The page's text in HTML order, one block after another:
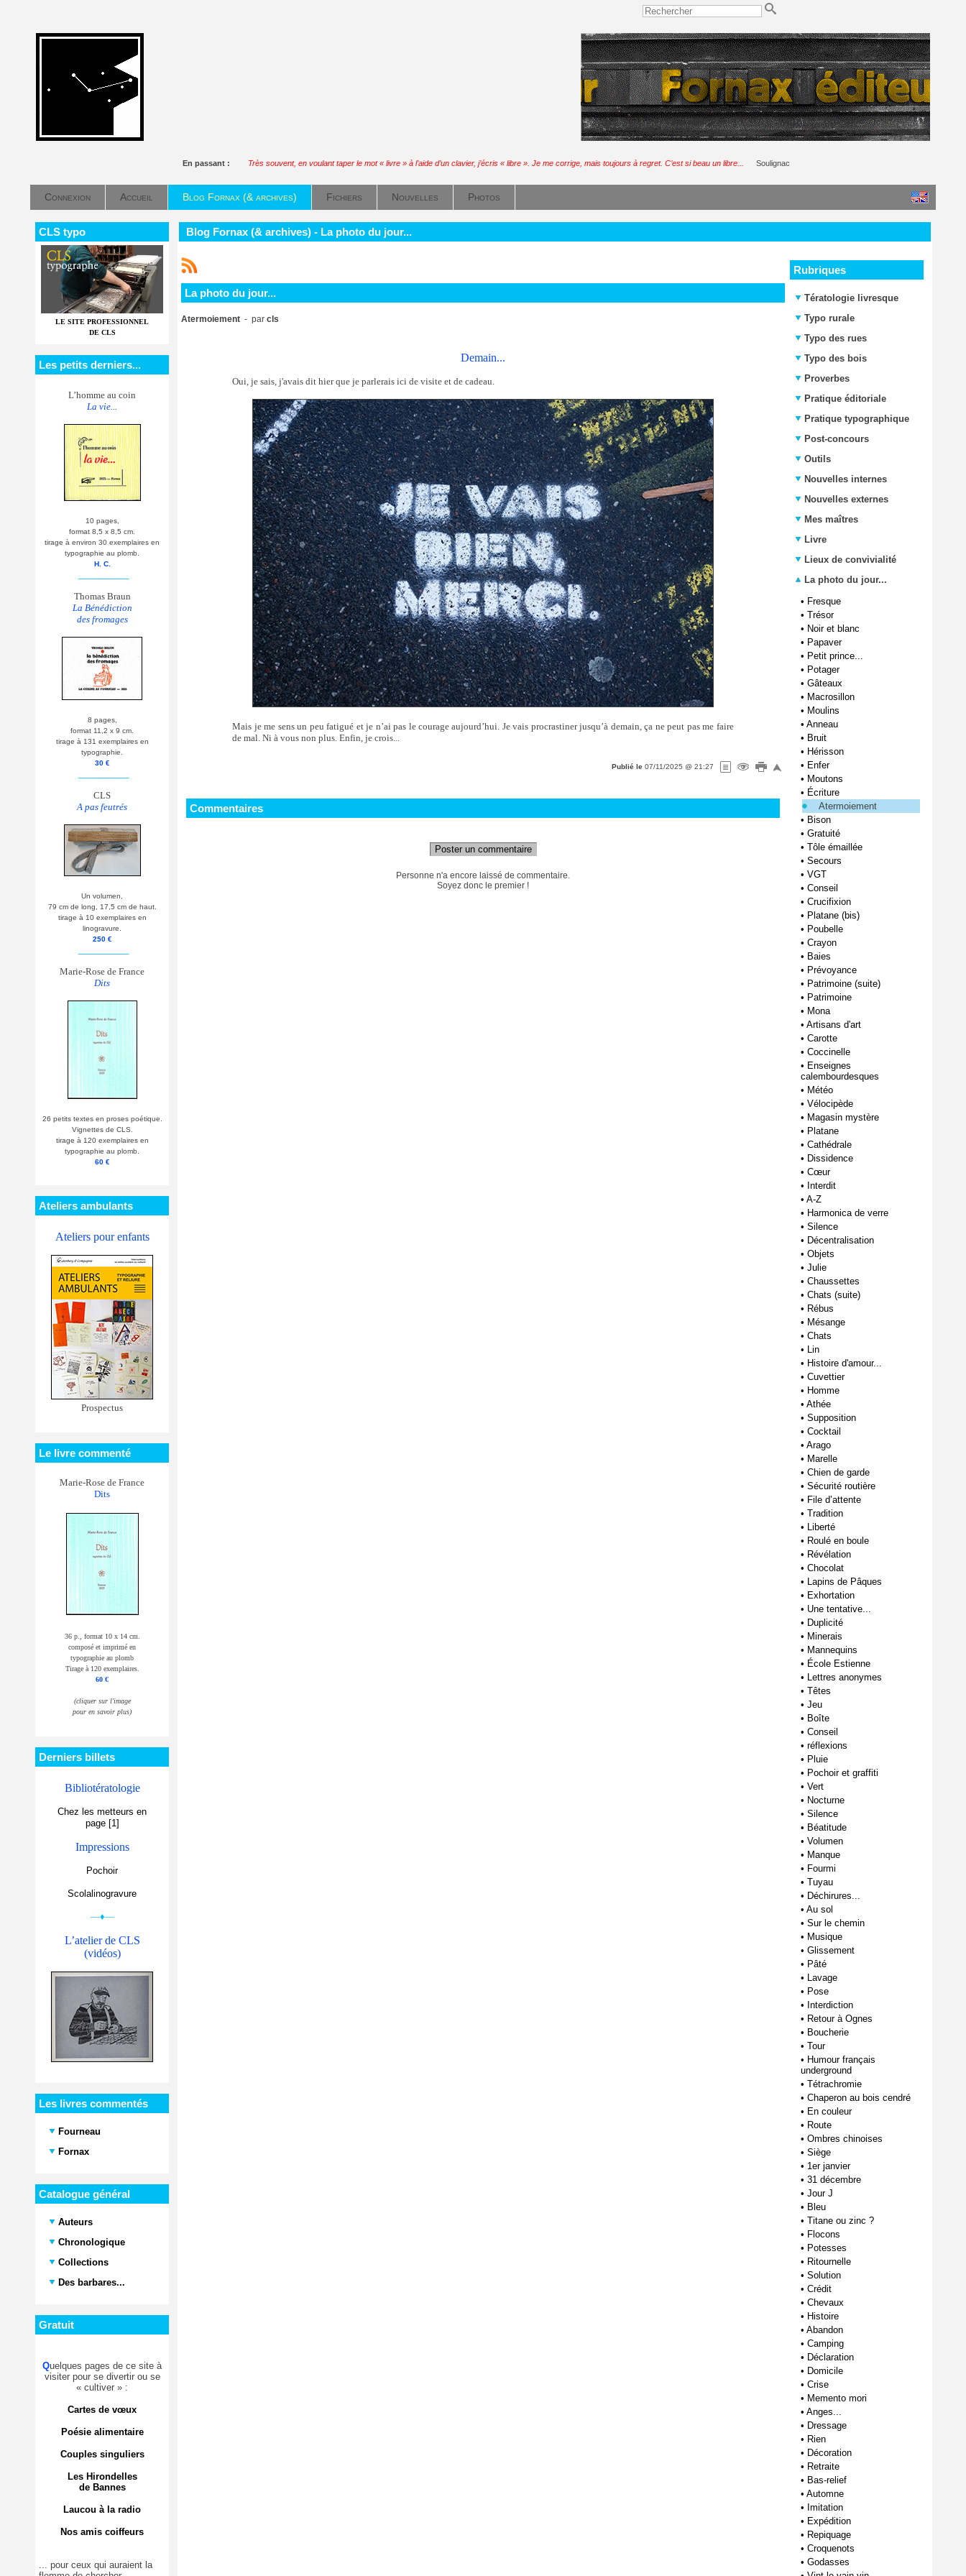
En passant : Très souvent, en voulant taper le mot « livre » à l’aide d’un clavier, j’écris « libre ». Je me corrige, mais toujours à regret. C’est si beau un libre... Soulignac
Connexion Accueil Blog Fornax (& archives) Fichiers Nouvelles Photos
CLS typo
LE SITE PROFESSIONNEL
DE CLS
Les petits derniers...
L’homme au coin
La vie...
10 pages,
format 8,5 x 8,5 cm.
tirage à environ 30 exemplaires en
typographie au plomb.
H. C.
Thomas Braun
La Bénédiction
des fromages
8 pages,
format 11,2 x 9 cm.
tirage à 131 exemplaires en
typographie.
30 €
CLS
A pas feutrés
Un volumen,
79 cm de long, 17,5 cm de haut.
tirage à 10 exemplaires en
linogravure.
250 €
Marie-Rose de France
Dits
26 petits textes en proses poétique.
Vignettes de CLS.
tirage à 120 exemplaires en
typographie au plomb.
60 €
Ateliers ambulants
Ateliers pour enfants
Prospectus
Le livre commenté
Marie-Rose de France
Dits
36 p., format 10 x 14 cm.
composé et imprimé en
typographie au plomb
Tirage à 120 exemplaires.
60 €
(cliquer sur l'image
pour en savoir plus)
Derniers billets
Bibliotératologie
Chez les metteurs en
page [1]
Impressions
Pochoir
Scolalinogravure
—♦—
L’atelier de CLS
(vidéos)
Les livres commentés
Fourneau
Fornax
Catalogue général
Auteurs
Chronologique
Collections
Des barbares...
Gratuit
Quelques pages de ce site à
visiter pour se divertir ou se
« cultiver » :
Cartes de vœux
Poésie alimentaire
Couples singuliers
Les Hirondelles
de Bannes
Laucou à la radio
Nos amis coiffeurs
... pour ceux qui auraient la
Blog Fornax (& archives) - La photo du jour...
La photo du jour...
Atermoiement - par cls
Demain...
Oui, je sais, j'avais dit hier que je parlerais ici de visite et de cadeau.
Mais je me sens un peu fatigué et je n’ai pas le courage aujourd’hui. Je vais procrastiner jusqu’à demain, ça ne peut pas me faire
de mal. Ni à vous non plus. Enfin, je crois...
Publié le 07/11/2025 @ 21:27
Commentaires
Poster un commentaire
Personne n'a encore laissé de commentaire.
Soyez donc le premier !
Rubriques
Tératologie livresque
Typo rurale
Typo des rues
Typo des bois
Proverbes
Pratique éditoriale
Pratique typographique
Post-concours
Outils
Nouvelles internes
Nouvelles externes
Mes maîtres
Livre
Lieux de convivialité
La photo du jour...
• Fresque
• Trésor
• Noir et blanc
• Papaver
• Petit prince...
• Potager
• Gâteaux
• Macrosillon
• Moulins
• Anneau
• Bruit
• Hérisson
• Enfer
• Moutons
• Écriture
Atermoiement
• Bison
• Gratuité
• Tôle émaillée
• Secours
• VGT
• Conseil
• Crucifixion
• Platane (bis)
• Poubelle
• Crayon
• Baies
• Prévoyance
• Patrimoine (suite)
• Patrimoine
• Mona
• Artisans d'art
• Carotte
• Coccinelle
• Enseignes
calembourdesques
• Météo
• Vélocipède
• Magasin mystère
• Platane
• Cathédrale
• Dissidence
• Cœur
• Interdit
• A-Z
• Harmonica de verre
• Silence
• Décentralisation
• Objets
• Julie
• Chaussettes
• Chats (suite)
• Rébus
• Mésange
• Chats
• Lin
• Histoire d'amour...
• Cuvettier
• Homme
• Athée
• Supposition
• Cocktail
• Arago
• Marelle
• Chien de garde
• Sécurité routière
• File d’attente
• Tradition
• Liberté
• Roulé en boule
• Révélation
• Chocolat
• Lapins de Pâques
• Exhortation
• Une tentative...
• Duplicité
• Minerais
• Mannequins
• École Estienne
• Lettres anonymes
• Têtes
• Jeu
• Boîte
• Conseil
• réflexions
• Pluie
• Pochoir et graffiti
• Vert
• Nocturne
• Silence
• Béatitude
• Volumen
• Manque
• Fourmi
• Tuyau
• Déchirures...
• Au sol
• Sur le chemin
• Musique
• Glissement
• Pâté
• Lavage
• Pose
• Interdiction
• Retour à Ognes
• Boucherie
• Tour
• Humour français
underground
• Tétrachromie
• Chaperon au bois cendré
• En couleur
• Route
• Ombres chinoises
• Siège
• 1er janvier
• 31 décembre
• Jour J
• Bleu
• Titane ou zinc ?
• Flocons
• Potesses
• Ritournelle
• Solution
• Crédit
• Chevaux
• Histoire
• Abandon
• Camping
• Déclaration
• Domicile
• Crise
• Memento mori
• Anges...
• Dressage
• Rien
• Décoration
• Retraite
• Bas-relief
• Automne
• Imitation
• Expédition
• Repiquage
• Croquenots
• Godasses